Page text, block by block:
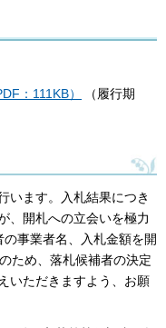
：111KB）
（履行期
います。入札結果につき
、開札への立会いを極力
事業者名、入札金額を開
ため、落札候補者の決定
いただきますよう、お願